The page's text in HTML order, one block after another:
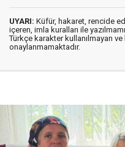
UYARI: Küfür, hakaret, rencide
içeren, imla kuralları ile
Türkçe karakter kullanılmayan
onaylanmamaktadır.